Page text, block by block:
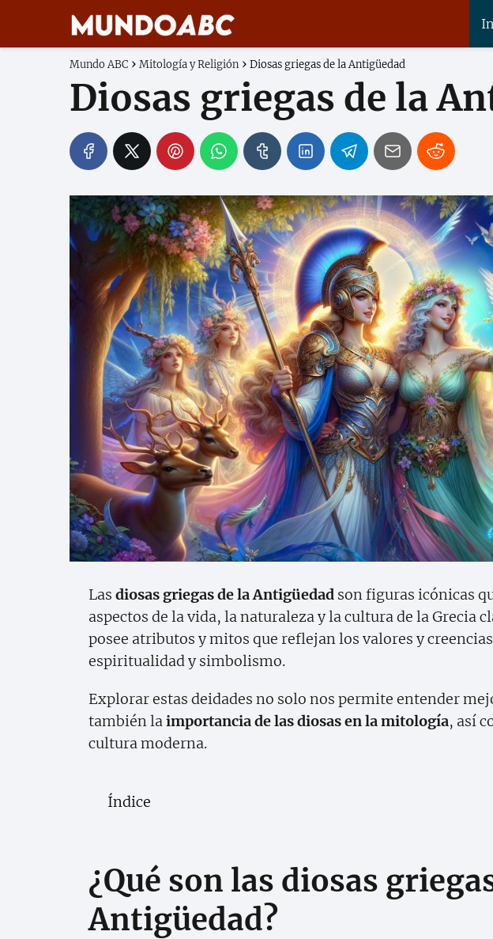
Mundo ABC Mitología y Religión Diosas griegas de la Antigüedad
Diosas griegas de la
Las diosas griegas de la Antigüedad son figuras icónicas
aspectos de la vida, la naturaleza y la cultura de la Grecia
posee atributos y mitos que reflejan los valores y
espiritualidad y simbolismo.
Explorar estas deidades no solo nos permite entender
también la importancia de las diosas en la mitología, así
cultura moderna.
Índice
¿Qué son las diosas
Antigüedad?